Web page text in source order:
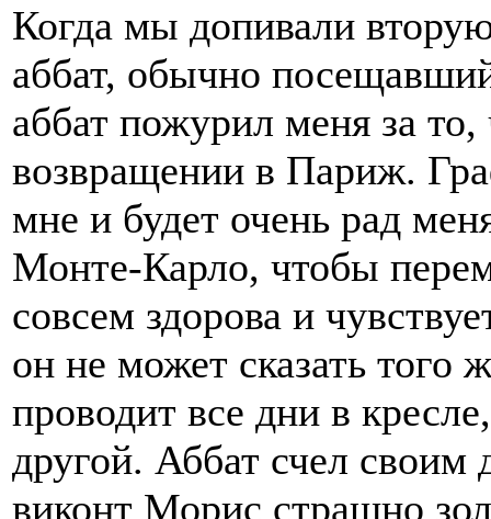
Когда мы допивали
аббат, обычно
аббат пожурил меня за
возвращении в Париж.
мне и будет очень рад
Монте-Карло, чтобы
совсем здорова и
он не может сказать того
проводит все дни в
другой. Аббат счел своим
виконт Морис страшно